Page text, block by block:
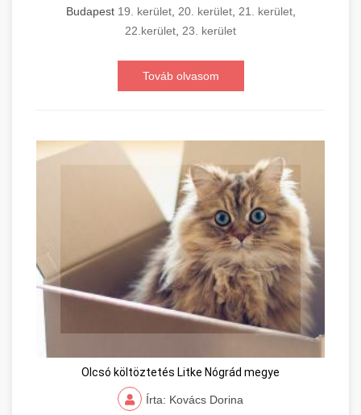
Budapest 19. kerület, 20. kerület, 21. kerület,
22.kerület, 23. kerület
Továb olvasom
Olcsó költöztetés Litke Nógrád megye
Írta: Kovács Dorina